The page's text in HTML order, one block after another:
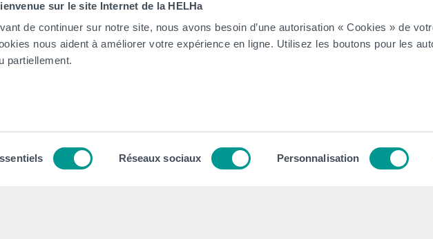
sur le site Internet de la HELHa
de continuer sur notre site, nous avons besoin d’une autorisation « Cookies » de
nous aident à améliorer votre expérience en ligne. Utilisez les boutons pour les
partiellement.
Réseaux sociaux Personnalisation
Mouscronet Tournai (Frinoise
Tout voir
Plan stratégique
Conseils, Collège et Organe de Gestion
Nos secrétariats
Rencontrez-nous